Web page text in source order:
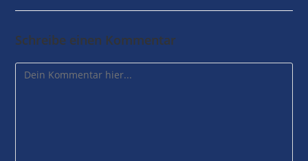
Schreibe einen Kommentar
Comment